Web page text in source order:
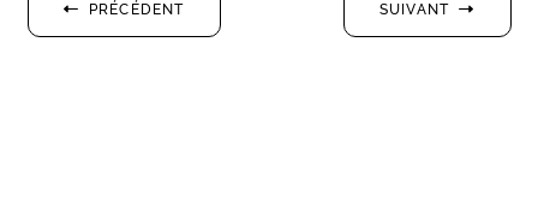
PRÉCÉDENT SUIVANT